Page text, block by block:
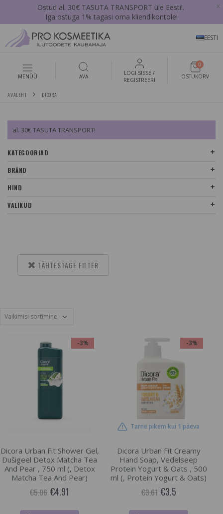
Ostud al. 30€ TASUTA TRANSPORT üle Eesti!.
Iga ostuga 1% tagasi oma kliendikontole!
x
EESTI
MENÜÜ AVA
LOGI SISSE /
REGISTREERI
0
OSTUKORV
AVALEHT DICORA
al. 30€ TASUTA TRANSPORT!
KATEGOORIAD
BRÄND
HIND
VALIKUD
LÄHTESTAGE FILTER
-3%
Dicora Urban Fit Shower Gel,
Dušigeel Detox Matcha Tea
And Pear , 750 ml (, Detox
Matcha Tea And Pear)
€5.06 €4.91
-3%
Tarne pikem kui 1 päeva
Dicora Urban Fit Creamy
Hand Soap, Vedelseep
Protein Yogurt & Oats , 500
ml (, Protein Yogurt & Oats)
€3.61 €3.5